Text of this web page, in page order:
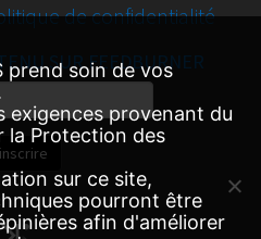
de confidentialité
SUR FEEDBURNER
prend soin de vos
exigences provenant du
la Protection des
sur ce site,
pourront être
afin d'améliorer